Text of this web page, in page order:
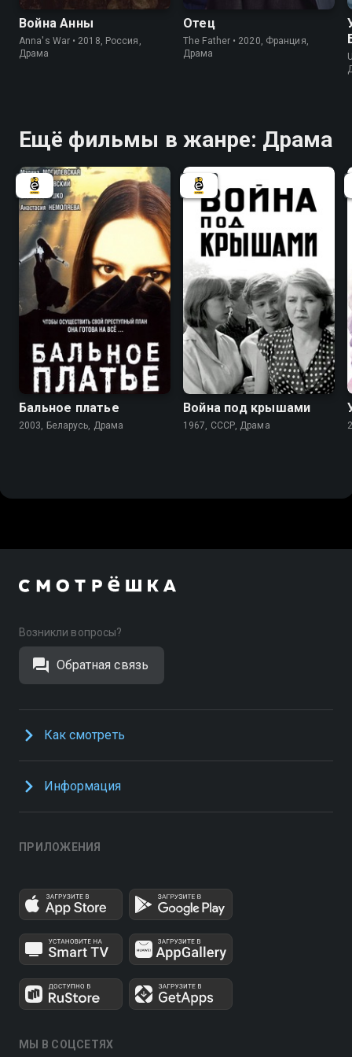
Война Анны
Anna's War • 2018, Россия,
Драма
Отец
The Father • 2020, Франция,
Драма
Ещё фильмы в жанре: Драма
6.7
Бальное платье
2003, Беларусь, Драма
6.2
Война под крышами
1967, СССР, Драма
Возникли вопросы?
Обратная связь
Как смотреть
Информация
ПРИЛОЖЕНИЯ
МЫ В СОЦСЕТЯХ